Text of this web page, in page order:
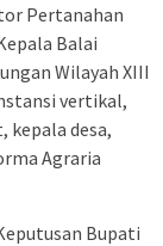
Pertanahan
Balai
Wilayah XIII
vertikal,
kepala desa,
Agraria
Bupati